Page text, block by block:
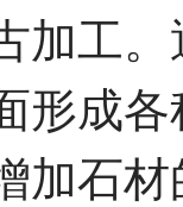
加工
形成
加石